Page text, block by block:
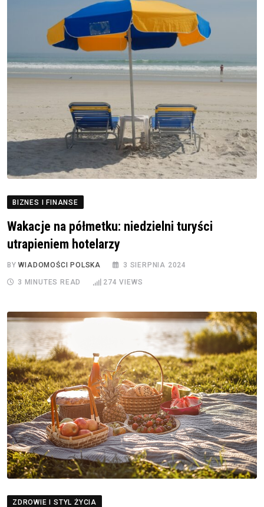
BIZNES I FINANSE
Wakacje na półmetku: niedzielni turyści
utrapieniem hotelarzy
BYWIADOMOŚCI POLSKA 3 SIERPNIA 2024
3 MINUTES READ 274 VIEWS
ZDROWIE I STYL ŻYCIA